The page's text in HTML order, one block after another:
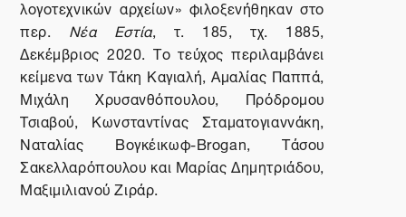
λογοτεχνικών αρχείων» φιλοξενήθηκαν στο
περ. Νέα Εστία, τ. 185, τχ. 1885,
Δεκέμβριος 2020. Το τεύχος περιλαμβάνει
κείμενα των Τάκη Καγιαλή, Αμαλίας Παππά,
Μιχάλη Χρυσανθόπουλου, Πρόδρομου
Τσιαβού, Κωνσταντίνας Σταματογιαννάκη,
Ναταλίας Βογκέικωφ-Brogan, Τάσου
Σακελλαρόπουλου και Μαρίας Δημητριάδου,
Μαξιμιλιανού Ζιράρ.